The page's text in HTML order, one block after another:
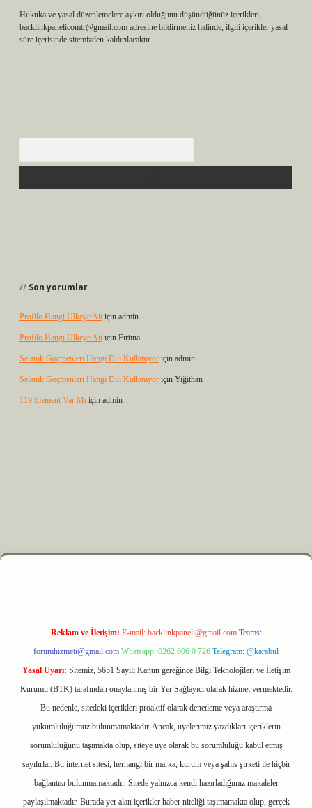
Hukuka ve yasal düzenlemelere aykırı olduğunu düşündüğünüz içerikleri,
backlinkpanelicomtr@gmail.com adresine bildirmeniz halinde, ilgili içerikler yasal
süre içerisinde sitemizden kaldırılacaktır.
Son yorumlar
Profilo Hangi Ülkeye Ait için admin
Profilo Hangi Ülkeye Ait için Fırtına
Selanik Göçmenleri Hangi Dili Kullanıyor için admin
Selanik Göçmenleri Hangi Dili Kullanıyor için Yiğithan
119 Element Var Mı için admin
m elexbet
Reklam ve İletişim: E-mail: backlinkpaneli@gmail.com Teams:
forumhizmeti@gmail.com Whatsapp: 0262 606 0 726 Telegram: @karabul
Yasal Uyarı: Sitemiz, 5651 Sayılı Kanun gereğince Bilgi Teknolojileri ve İletişim
Kurumu (BTK) tarafından onaylanmış bir Yer Sağlayıcı olarak hizmet vermektedir.
Bu nedenle, sitedeki içerikleri proaktif olarak denetleme veya araştırma
yükümlülüğümüz bulunmamaktadır. Ancak, üyelerimiz yazdıkları içeriklerin
sorumluluğunu taşımakta olup, siteye üye olarak bu sorumluluğu kabul etmiş
sayılırlar. Bu internet sitesi, herhangi bir marka, kurum veya şahıs şirketi ile hiçbir
bağlantısı bulunmamaktadır. Sitede yalnızca kendi hazırladığımız makaleler
paylaşılmaktadır. Burada yer alan içerikler haber niteliği taşımamakta olup, gerçek